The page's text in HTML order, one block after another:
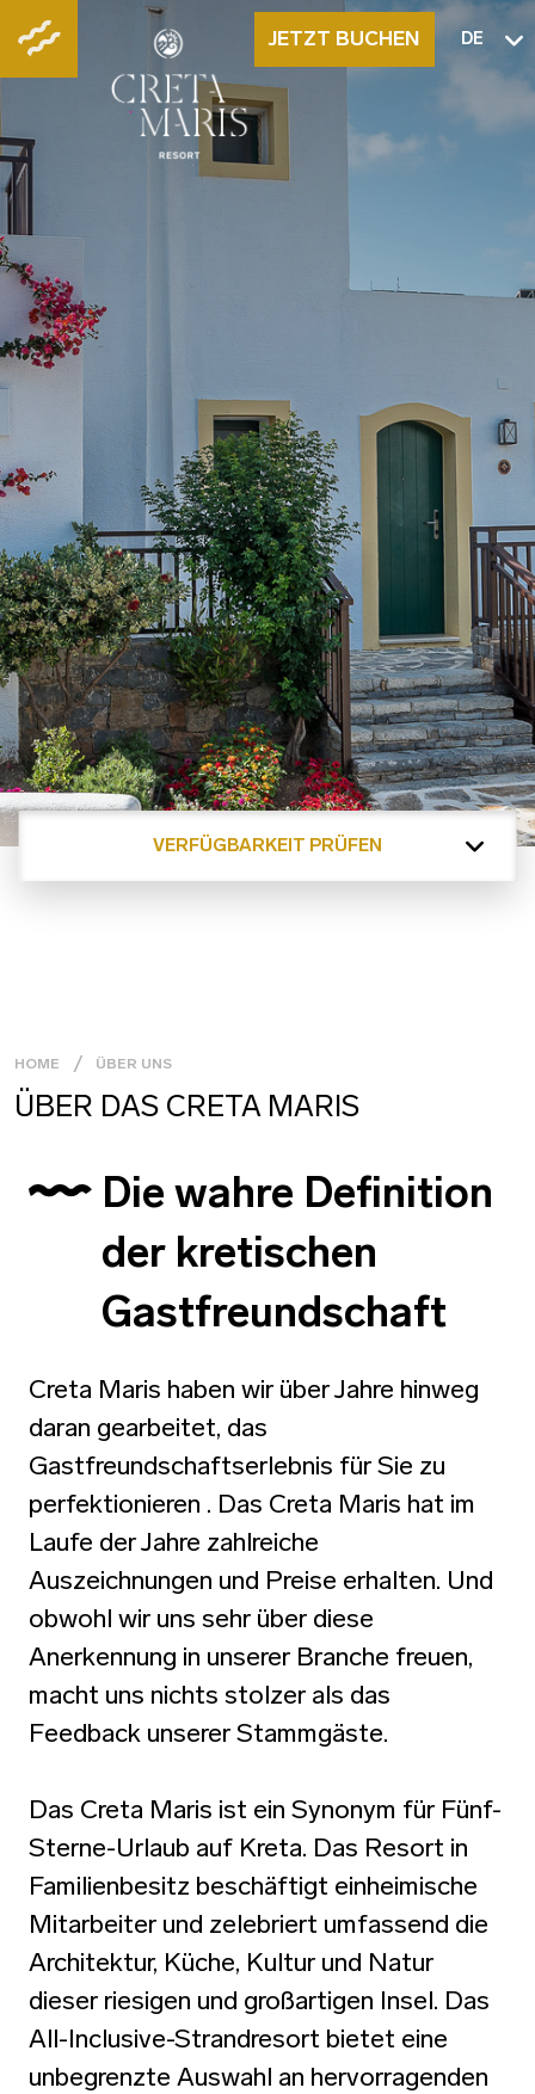
JETZT BUCHEN DE
VERFÜGBARKEIT PRÜFEN
HOME ÜBER UNS
ÜBER DAS CRETA MARIS
Die wahre Definition
der kretischen
Gastfreundschaft
Creta Maris haben wir über Jahre hinweg
daran gearbeitet, das
Gastfreundschaftserlebnis für Sie zu
perfektionieren . Das Creta Maris hat im
Laufe der Jahre zahlreiche
Auszeichnungen und Preise erhalten. Und
obwohl wir uns sehr über diese
Anerkennung in unserer Branche freuen,
macht uns nichts stolzer als das
Feedback unserer Stammgäste.
Das Creta Maris ist ein Synonym für Fünf-
Sterne-Urlaub auf Kreta. Das Resort in
Familienbesitz beschäftigt einheimische
Mitarbeiter und zelebriert umfassend die
Architektur, Küche, Kultur und Natur
dieser riesigen und großartigen Insel. Das
All-Inclusive-Strandresort bietet eine
unbegrenzte Auswahl an hervorragenden